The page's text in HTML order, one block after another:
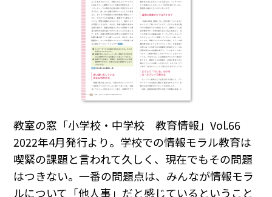
教室の窓「小学校・中学校 教育情報」Vol.66
2022年4月発行より。学校での情報モラル教育は
喫緊の課題と言われて久しく、現在でもその問題
はつきない。一番の問題点は、みんなが情報モラ
ルについて「他人事」だと感じているということ